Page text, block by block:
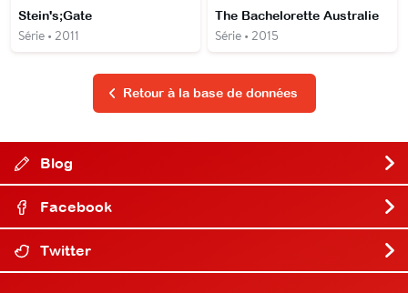
Stein's;Gate
Série • 2011
The Bachelorette Australie
Série • 2015
Retour à la base de données
Blog
Facebook
Twitter